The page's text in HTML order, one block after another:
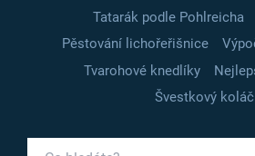
Tatarák podle Pohlreicha
Pěstování lichořeřišnice
Tvarohové knedlíky
Švestkový koláč